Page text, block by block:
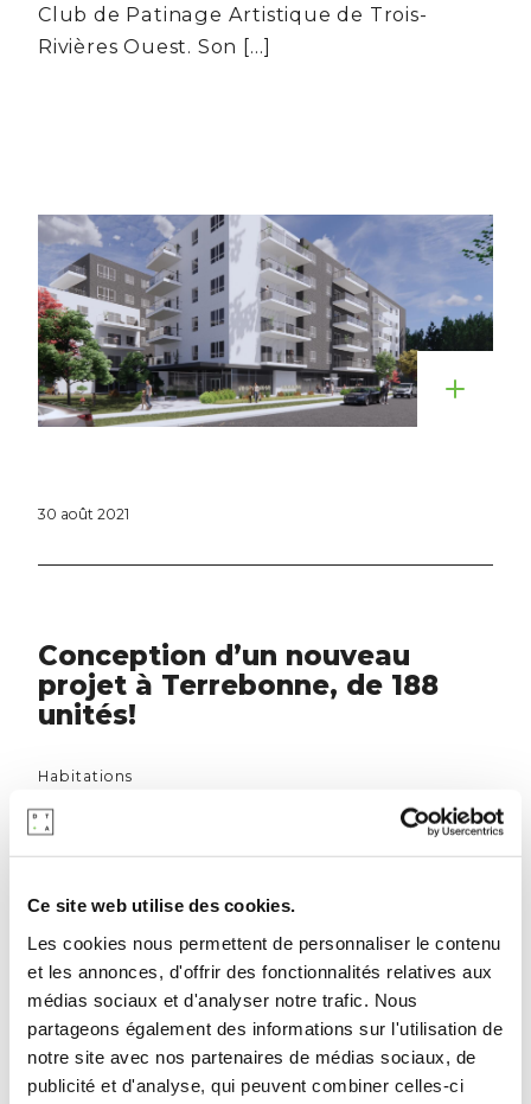
Ce site web utilise des cookies.
Les cookies nous permettent de personnaliser le contenu
et les annonces, d'offrir des fonctionnalités relatives aux
médias sociaux et d'analyser notre trafic. Nous
partageons également des informations sur l'utilisation de
notre site avec nos partenaires de médias sociaux, de
publicité et d'analyse, qui peuvent combiner celles-ci
Club de Patinage Artistique de Trois-
Rivières Ouest. Son […]
30 août 2021
Conception d’un nouveau
projet à Terrebonne, de 188
unités!
Habitations
Une superbe conception de l’équipe DTA!
unités Merci au Groupe Devlotek pour
leur confiance